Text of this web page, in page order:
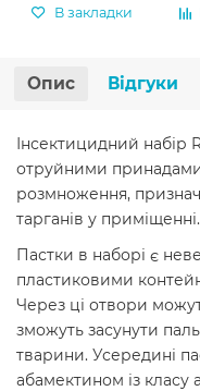
В закладки
Опис Відгуки
Інсектицидний набір
отруйними
розмноження,
тарганів у приміщенні.
Пастки в наборі є
пластиковими
Через ці отвори
зможуть засунути
тварини. Усередині
абамектином із класу